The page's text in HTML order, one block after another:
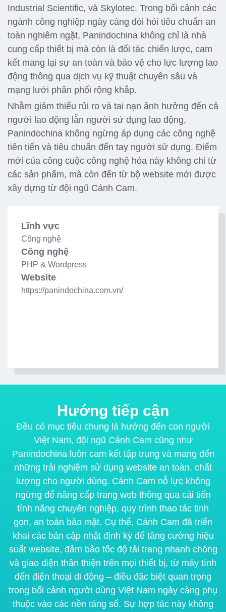
Industrial Scientific, và Skylotec. Trong bối cảnh các
ngành công nghiệp ngày càng đòi hỏi tiêu chuẩn an
toàn nghiêm ngặt, Panindochina không chỉ là nhà
cung cấp thiết bị mà còn là đối tác chiến lược, cam
kết mang lại sự an toàn và bảo vệ cho lực lượng lao
động thông qua dịch vụ kỹ thuật chuyên sâu và
mạng lưới phân phối rộng khắp.
Nhằm giảm thiểu rủi ro và tai nạn ảnh hưởng đến cả
người lao động lẫn người sử dụng lao động,
Panindochina không ngừng áp dụng các công nghệ
tiên tiến và tiêu chuẩn đến tay người sử dụng. Điểm
mới của công cuộc công nghệ hóa này không chỉ từ
các sản phẩm, mà còn đến từ bộ website mới được
xây dựng từ đội ngũ Cánh Cam.
Lĩnh vực
Công nghệ
Công nghệ
PHP & Wordpress
Website
https://panindochina.com.vn/
Hướng tiếp cận
Đều có mục tiêu chung là hướng đến con người
Việt Nam, đội ngũ Cánh Cam cũng như
Panindochina luôn cam kết tập trung và mang đến
những trải nghiệm sử dụng website an toàn, chất
lượng cho người dùng. Cánh Cam nỗ lực không
ngừng để nâng cấp trang web thông qua cải tiến
tính năng chuyên nghiệp, quy trình thao tác tinh
gọn, an toàn bảo mật. Cụ thể, Cánh Cam đã triển
khai các bản cập nhật định kỳ để tăng cường hiệu
suất website, đảm bảo tốc độ tải trang nhanh chóng
và giao diện thân thiện trên mọi thiết bị, từ máy tính
đến điện thoại di động – điều đặc biệt quan trọng
trong bối cảnh người dùng Việt Nam ngày càng phụ
thuộc vào các nền tảng số. Sự hợp tác này không